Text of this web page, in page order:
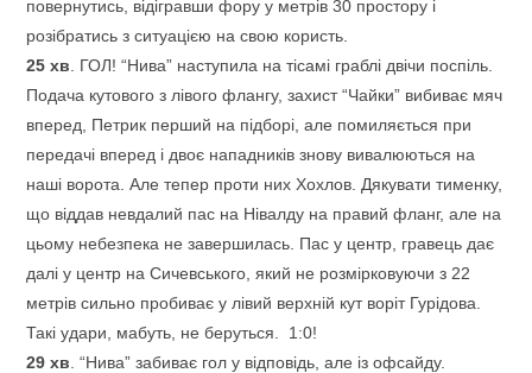
повернутись, відігравши фору у метрів 30 простору і
розібратись з ситуацією на свою користь.
25 хв . ГОЛ! “Нива” наступила на тісамі граблі двічи поспіль.
Подача кутового з лівого флангу, захист “Чайки” вибиває мяч
вперед, Петрик перший на підборі, але помиляється при
передачі вперед і двоє нападників знову вивалюються на
наші ворота. Але тепер проти них Хохлов. Дякувати тименку,
що віддав невдалий пас на Нівалду на правий фланг, але на
цьому небезпека не завершилась. Пас у центр, гравець дає
далі у центр на Сичевського, який не розмірковуючи з 22
метрів сильно пробиває у лівий верхній кут воріт Гурідова.
Такі удари, мабуть, не беруться. 1:0!
29 хв . “Нива” забиває гол у відповідь, але із офсайду.